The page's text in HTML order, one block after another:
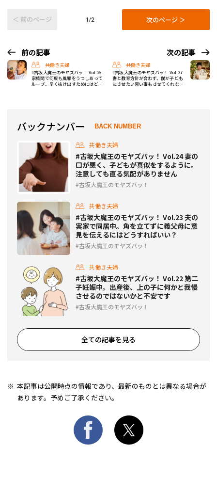
＜ 前のページ 1/2 次のページ ＞
前の記事
共働き夫婦
#古坂大魔王のモヤズバッ！ Vol.25
家族間で何度も風邪をうつしあって
ループ。早く抜け出すためにはどう
次の記事
共働き夫婦
#古坂大魔王のモヤズバッ！ Vol.27
妻と教育方針が合わず、僕が子ども
にさせたい習い事もさせてくれな
バックナンバー BACK NUMBER
共働き夫婦
#古坂大魔王のモヤズバッ！ Vol.24 妻の
口が悪く、子どもが真似をするように。
注意しても直る気配がありません
古坂大魔王のモヤズバッ！
共働き夫婦
#古坂大魔王のモヤズバッ！ Vol.23 夫の
実家で同居中。角を立てずに義父母に意
見を伝えるにはどうすればいい？
古坂大魔王のモヤズバッ！
共働き夫婦
#古坂大魔王のモヤズバッ！ Vol.22 第二
子妊娠中。出産後、上の子に何かと我慢
させるのではないかと不安です
古坂大魔王のモヤズバッ！
全ての記事を見る
本記事は公開時点の情報であり、最新のものとは異なる場合が
あります。予めご了承ください。